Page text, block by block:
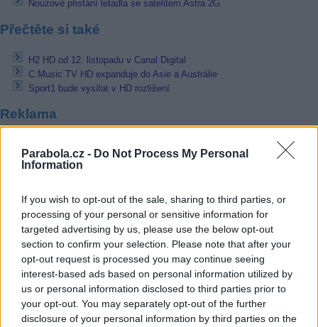
Parabola.cz - Do Not Process My Personal
Information
If you wish to opt-out of the sale, sharing to third parties, or
processing of your personal or sensitive information for
targeted advertising by us, please use the below opt-out
section to confirm your selection. Please note that after your
opt-out request is processed you may continue seeing
interest-based ads based on personal information utilized by
us or personal information disclosed to third parties prior to
your opt-out. You may separately opt-out of the further
disclosure of your personal information by third parties on the
Nouzové přistání letadla se satelitem Astra 2G
Přečtěte si také
H2 HD od 12. listopadu v Canal Digital
C Music TV HD expanduje do Asie a Austrálie
Sport1 bude vysílat v HD rozlišení
Reklama
Jihlava)
06.08.2026 - Bosch Powertrain s.r.o. • montážní dělník • mzda 44.700
týdenní zálohy na mzdu 2.000 Kč (Jihlava, okres Jihlava)
06.08.2026 -Bosch Powertrain s.r.o. Jihlava • práce ve skladu • mzda
48.400 Kč • náborový bonus 50.000 Kč • ubytování (Jihlava, okres
06.08.2026 -Bosch Powertrain s.r.o. Jihlava • střídač • mzda 48.400
příspěvek na ubytování (Jihlava, okres Jihlava)
Bosch Powertrain s.r.o. • seřizování strojů • mzda
náborový bonus 100.000 Kč • ubytování (Jihlava, okres Jihlava)
... další nabídky zaměstnání